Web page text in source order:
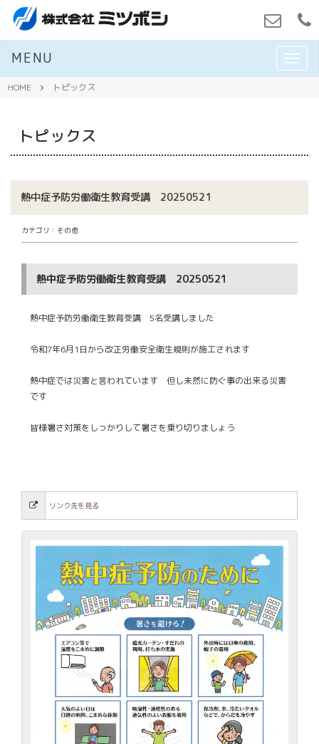
M
E
MENU
HOME トピックス
トピックス
熱中症予防労働衛生教育受講 20250521
カテゴリ：その他
熱中症予防労働衛生教育受講 20250521
熱中症予防労働衛生教育受講 5名受講しました
令和7年6月1日から改正労働安全衛生規則が施工されます
熱中症では災害と言われています 但し未然に防ぐ事の出来る災害
です
皆様暑さ対策をしっかりして暑さを乗り切りましょう
リンク先を見る